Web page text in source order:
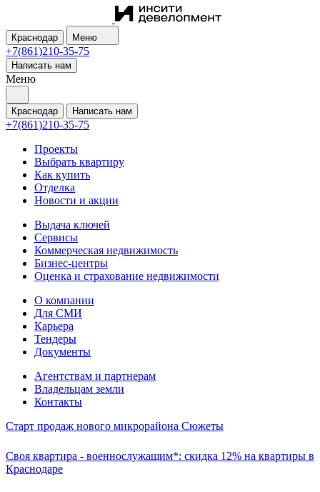
Краснодар Меню
+7(861)210-35-75
Написать нам
Меню
Краснодар Написать нам
+7(861)210-35-75
Проекты
Выбрать квартиру
Как купить
Отделка
Новости и акции
Выдача ключей
Сервисы
Коммерческая недвижимость
Бизнес-центры
Оценка и страхование недвижимости
О компании
Для СМИ
Карьера
Тендеры
Документы
Агентствам и партнерам
Владельцам земли
Контакты
Старт продаж нового микрорайона Сюжеты
Своя квартира - военнослужащим*: скидка 12% на квартиры в
Краснодаре